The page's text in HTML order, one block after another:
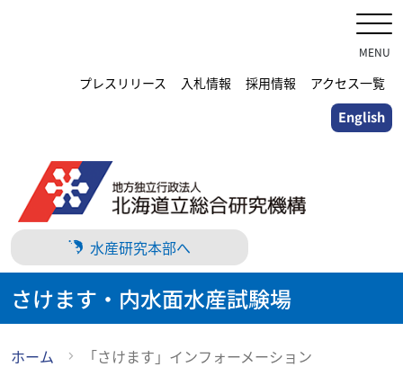
プ
プレスリリース 入札情報 採用情報 アクセス一覧
English
MENU
水産研究本部へ
さけます・内水面水産試験場
ホーム 「さけます」インフォーメーション